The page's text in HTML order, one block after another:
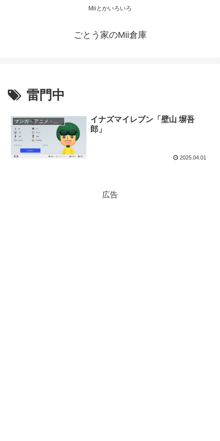
Miiとかいろいろ
ごとう家のMii倉庫
雷門中
イナズマイレブン「壁山 塀吾
郎」
2025.04.01
広告